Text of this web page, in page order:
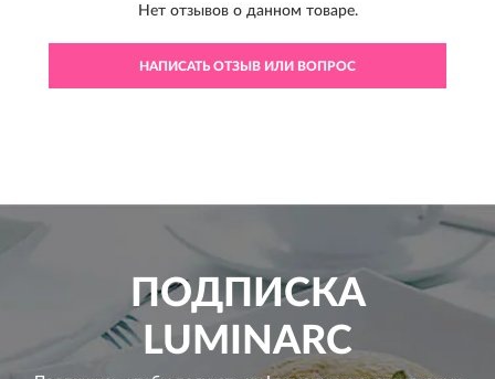
Нет отзывов о данном товаре.
НАПИСАТЬ ОТЗЫВ ИЛИ ВОПРОС
ПОДПИСКА
LUMINARC